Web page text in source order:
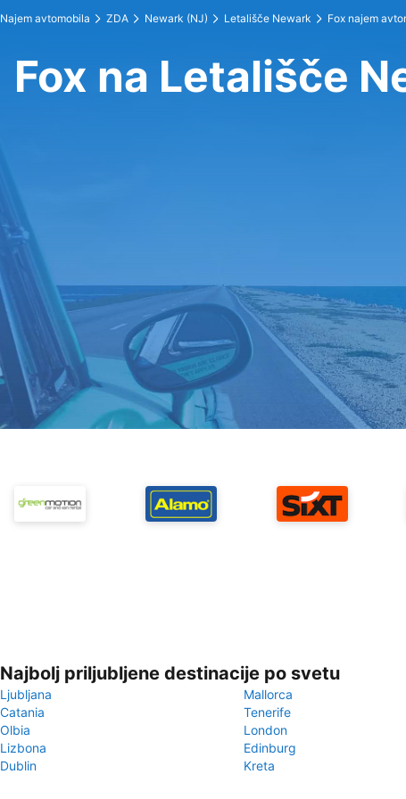
Najem avtomobila ZDA Newark (NJ) Letališče Newark Fox najem
Fox na Letališče
Najbolj priljubljene destinacije po svetu
Ljubljana
Mallorca
Catania
Tenerife
Olbia
London
Lizbona
Edinburg
Dublin
Kreta